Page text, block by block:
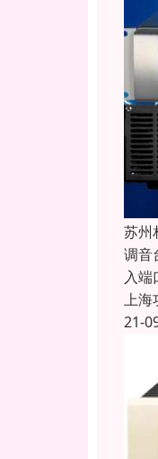
苏州
调音
入
上海
21-